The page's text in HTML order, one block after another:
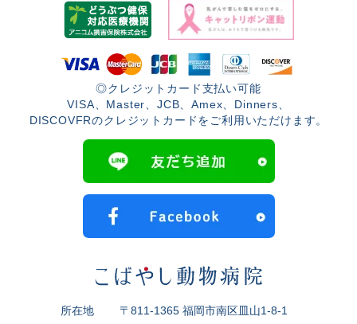
◎クレジットカード支払い可能
VISA、Master、JCB、Amex、Dinners、
DISCOVFRのクレジットカードをご利用いただけます。
所在地
〒811-1365 福岡市南区皿山1-8-1